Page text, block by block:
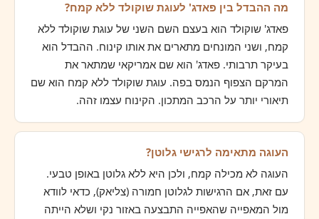
מה ההבדל בין פאדג' לעוגת שוקולד ללא קמח?
פאדג' שוקולד הוא בעצם השם השני של עוגת שוקולד ללא
קמח, ושני המונחים מתארים את אותו קינוח. ההבדל הוא
בעיקר תרבותי. פאדג' הוא שם אמריקאי שמתאר את
המרקם הצפוף הנמס בפה. עוגת שוקולד ללא קמח הוא שם
תיאורי יותר על הרכב המתכון. הקינוח עצמו זהה.
העוגה מתאימה לרגישי גלוטן?
העוגה לא מכילה קמח, ולכן היא ללא גלוטן באופן טבעי.
עם זאת, אם הרגישות לגלוטן חמורה (צליאק), כדאי לוודא
מול המאפייה שהאפייה התבצעה באזור נקי ושלא הייתה